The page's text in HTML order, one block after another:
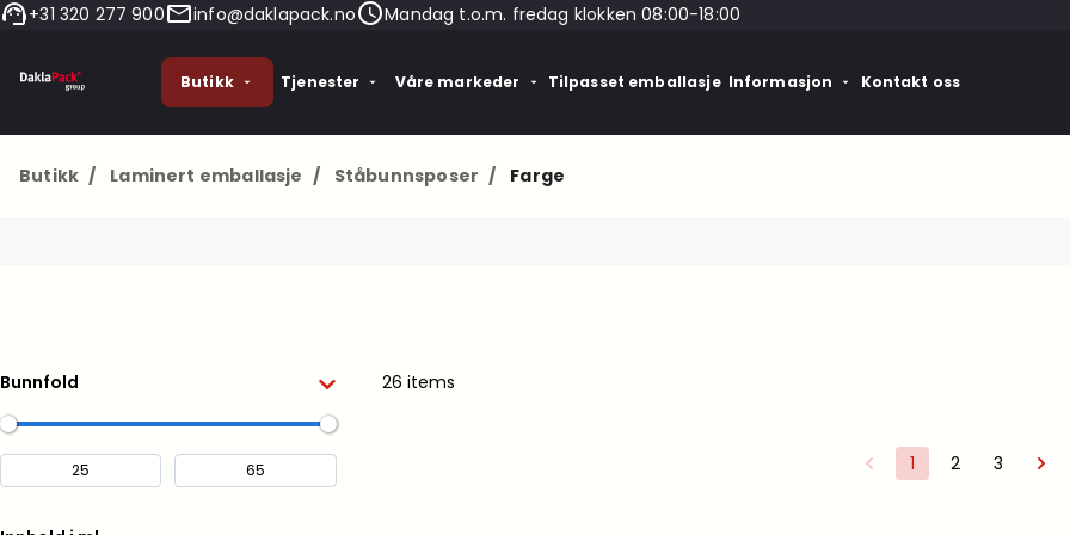
+31 320 277 900 info@daklapack.no Mandag t.o.m. fredag klokken 08:00-18:00
Butikk Tjenester Våre markeder Tilpasset emballasje Informasjon Kontakt oss
Butikk / Laminert emballasje / Ståbunnsposer / Farge
Bunnfold 26 items
1 2 3